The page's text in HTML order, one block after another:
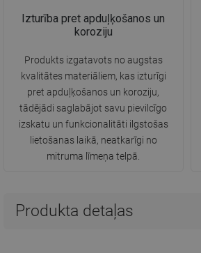
Izturība pret apduļķošanos un
koroziju
Produkts izgatavots no augstas
kvalitātes materiāliem, kas izturīgi
pret apduļķošanos un koroziju,
tādējādi saglabājot savu pievilcīgo
izskatu un funkcionalitāti ilgstošas
lietošanas laikā, neatkarīgi no
mitruma līmeņa telpā.
Produkta detaļas